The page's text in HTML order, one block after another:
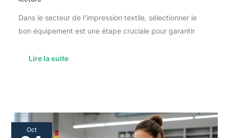
Dans le secteur de l’impression textile, sélectionner le
bon équipement est une étape cruciale pour garantir
Lire la suite
Oct
Trouver
un